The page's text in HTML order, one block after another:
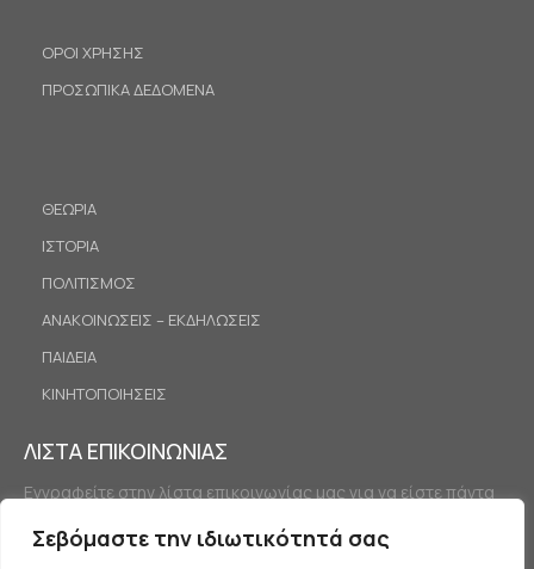
Σεβόμαστε την ιδιωτικότητά σας
ΟΡΟΙ ΧΡΗΣΗΣ
ΠΡΟΣΩΠΙΚΑ ΔΕΔΟΜΕΝΑ
ΘΕΩΡΙΑ
ΙΣΤΟΡΙΑ
ΠΟΛΙΤΙΣΜΟΣ
ΑΝΑΚΟΙΝΩΣΕΙΣ – ΕΚΔΗΛΩΣΕΙΣ
ΠΑΙΔΕΙΑ
ΚΙΝΗΤΟΠΟΙΗΣΕΙΣ
ΛΙΣΤΑ ΕΠΙΚΟΙΝΩΝΙΑΣ
Εγγραφείτε στην λίστα επικοινωνίας μας για να είστε πάντα